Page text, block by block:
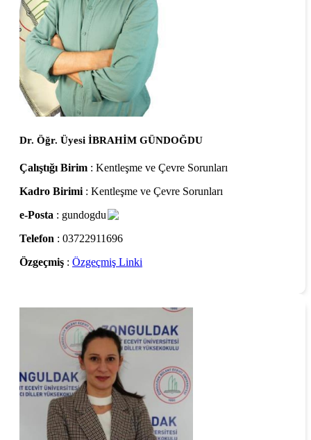
Dr. Öğr. Üyesi İBRAHİM GÜNDOĞDU
Çalıştığı Birim : Kentleşme ve Çevre Sorunları
Kadro Birimi : Kentleşme ve Çevre Sorunları
e-Posta : gundogdu
Telefon : 03722911696
Özgeçmiş : Özgeçmiş Linki